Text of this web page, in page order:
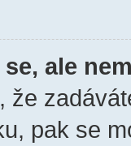
ale
že
pak se